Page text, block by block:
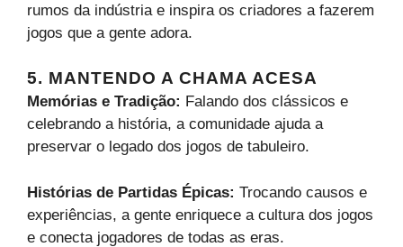
rumos da indústria e inspira os criadores a fazerem
jogos que a gente adora.
5. MANTENDO A CHAMA ACESA
Memórias e Tradição: Falando dos clássicos e
celebrando a história, a comunidade ajuda a
preservar o legado dos jogos de tabuleiro.
Histórias de Partidas Épicas: Trocando causos e
experiências, a gente enriquece a cultura dos jogos
e conecta jogadores de todas as eras.